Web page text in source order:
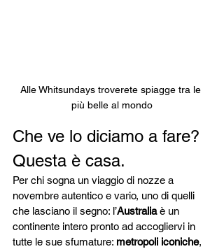
Alle Whitsundays troverete spiagge tra le
più belle al mondo
Che ve lo diciamo a fare?
Questa è casa.
Per chi sogna un viaggio di nozze a
novembre autentico e vario, uno di quelli
che lasciano il segno: l’Australia è un
continente intero pronto ad accogliervi in
tutte le sue sfumature: metropoli iconiche,